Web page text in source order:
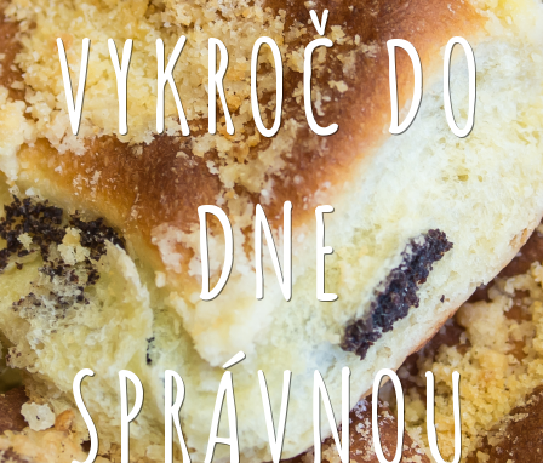
VYKROČ DO
DNE
SPRÁVNOU